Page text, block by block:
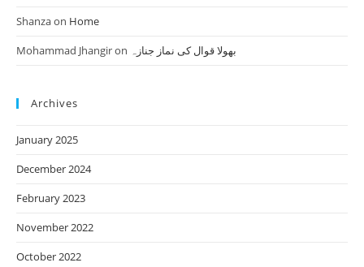
Shanzaon Home
Mohammad Jhangiron بھولا قوال کی نماز جنازہ
Archives
January 2025
December 2024
February 2023
November 2022
October 2022